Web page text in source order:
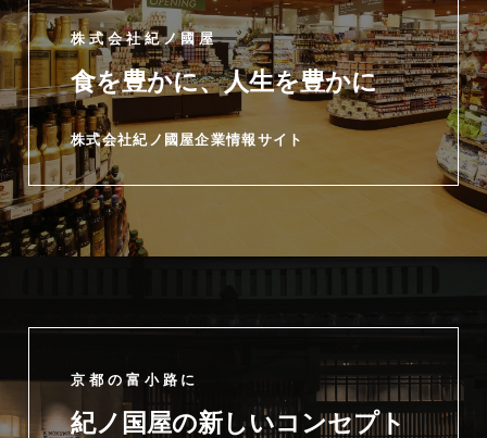
株式会社紀ノ國屋
食を豊かに、人生を豊かに
株式会社紀ノ國屋企業情報サイト
京都の富小路に
紀ノ国屋の新しいコンセプト